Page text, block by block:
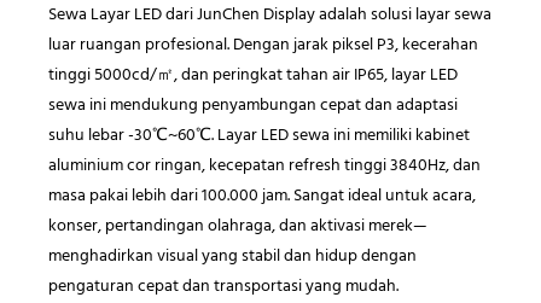
Sewa Layar LED dari JunChen Display adalah solusi layar sewa
luar ruangan profesional. Dengan jarak piksel P3, kecerahan
tinggi 5000cd/㎡, dan peringkat tahan air IP65, layar LED
sewa ini mendukung penyambungan cepat dan adaptasi
suhu lebar -30℃~60℃. Layar LED sewa ini memiliki kabinet
aluminium cor ringan, kecepatan refresh tinggi 3840Hz, dan
masa pakai lebih dari 100.000 jam. Sangat ideal untuk acara,
konser, pertandingan olahraga, dan aktivasi merek—
menghadirkan visual yang stabil dan hidup dengan
pengaturan cepat dan transportasi yang mudah.